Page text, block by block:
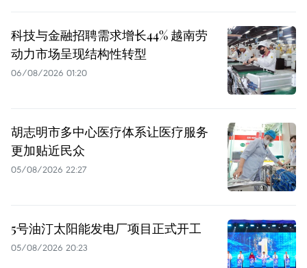
科技与金融招聘需求增长44% 越南劳
动力市场呈现结构性转型
06/08/2026 01:20
胡志明市多中心医疗体系让医疗服务
更加贴近民众
05/08/2026 22:27
5号油汀太阳能发电厂项目正式开工
05/08/2026 20:23